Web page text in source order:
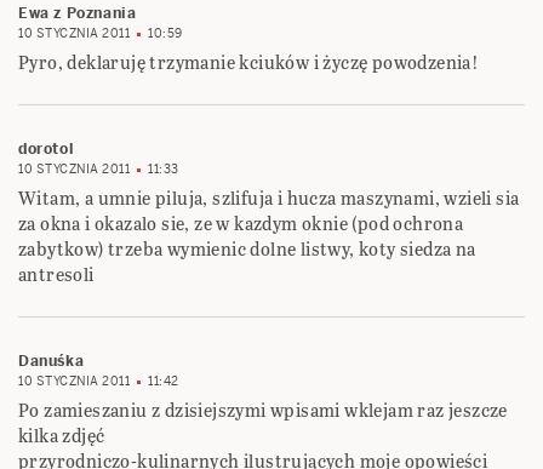
Ewa z Poznania
10 STYCZNIA 2011 10:59
Pyro, deklaruję trzymanie kciuków i życzę powodzenia!
dorotol
10 STYCZNIA 2011 11:33
Witam, a umnie piluja, szlifuja i hucza maszynami, wzieli sia
za okna i okazalo sie, ze w kazdym oknie (pod ochrona
zabytkow) trzeba wymienic dolne listwy, koty siedza na
antresoli
Danuśka
10 STYCZNIA 2011 11:42
Po zamieszaniu z dzisiejszymi wpisami wklejam raz jeszcze
kilka zdjęć
przyrodniczo-kulinarnych ilustrujących moje opowieści